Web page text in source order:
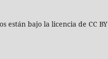
están bajo la licencia de CC BY